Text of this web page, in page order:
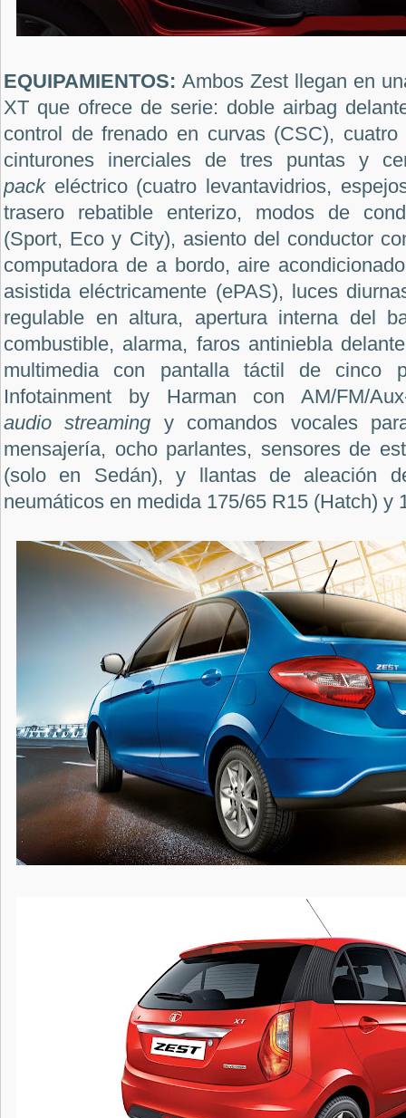
EQUIPAMIENTOS: Ambos Zest llegan en
XT que ofrece de serie: doble airbag
control de frenado en curvas (CSC), cuatro
cinturones inerciales de tres puntas y
packeléctrico (cuatro levantavidrios,
trasero rebatible enterizo, modos de
(Sport, Eco y City), asiento del conductor
computadora de a bordo, aire
asistida eléctricamente (ePAS), luces
regulable en altura, apertura interna del
combustible, alarma, faros antiniebla
multimedia con pantalla táctil de cinco
Infotainment by Harman con AM/FM/Aux-
audio streaming y comandos vocales
mensajería, ocho parlantes, sensores de
(solo en Sedán), y llantas de aleación
neumáticos en medida 175/65 R15 (Hatch) y